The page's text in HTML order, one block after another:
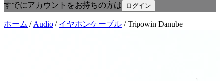
すでにアカウントをお持ちの方は ログイン
ホーム / Audio / イヤホンケーブル /Tripowin Danube